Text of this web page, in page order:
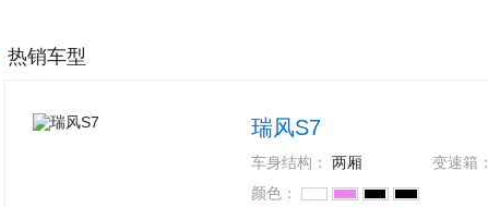
热销车型
瑞风S7
车身结构： 两厢 变速箱：
颜色：